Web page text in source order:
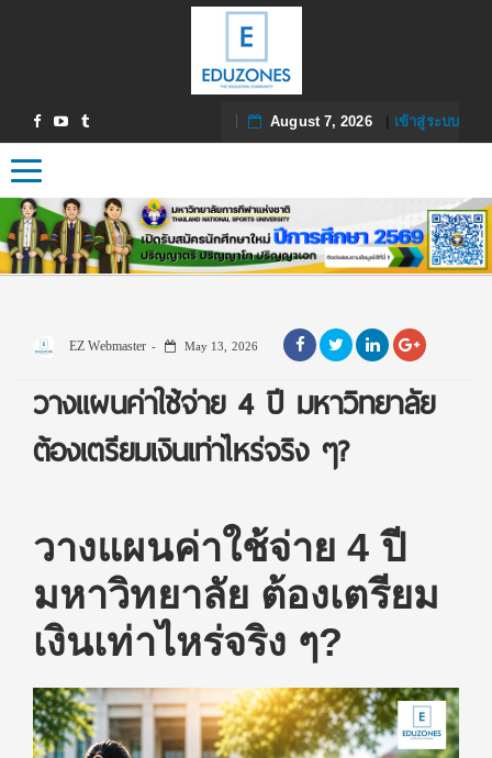
August 7, 2026| เข้าสู่ระบบ
Toggle navigation
EZ Webmaster May 13, 2026
วางแผนค่าใช้จ่าย 4 ปี มหาวิทยาลัย
ต้องเตรียมเงินเท่าไหร่จริง ๆ?
วางแผนค่าใช้จ่าย 4 ปี
มหาวิทยาลัย ต้องเตรียม
เงินเท่าไหร่จริง ๆ?